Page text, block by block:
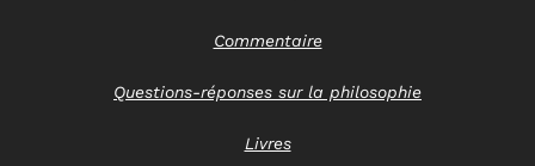
Commentaire
Questions-réponses sur la philosophie
Livres